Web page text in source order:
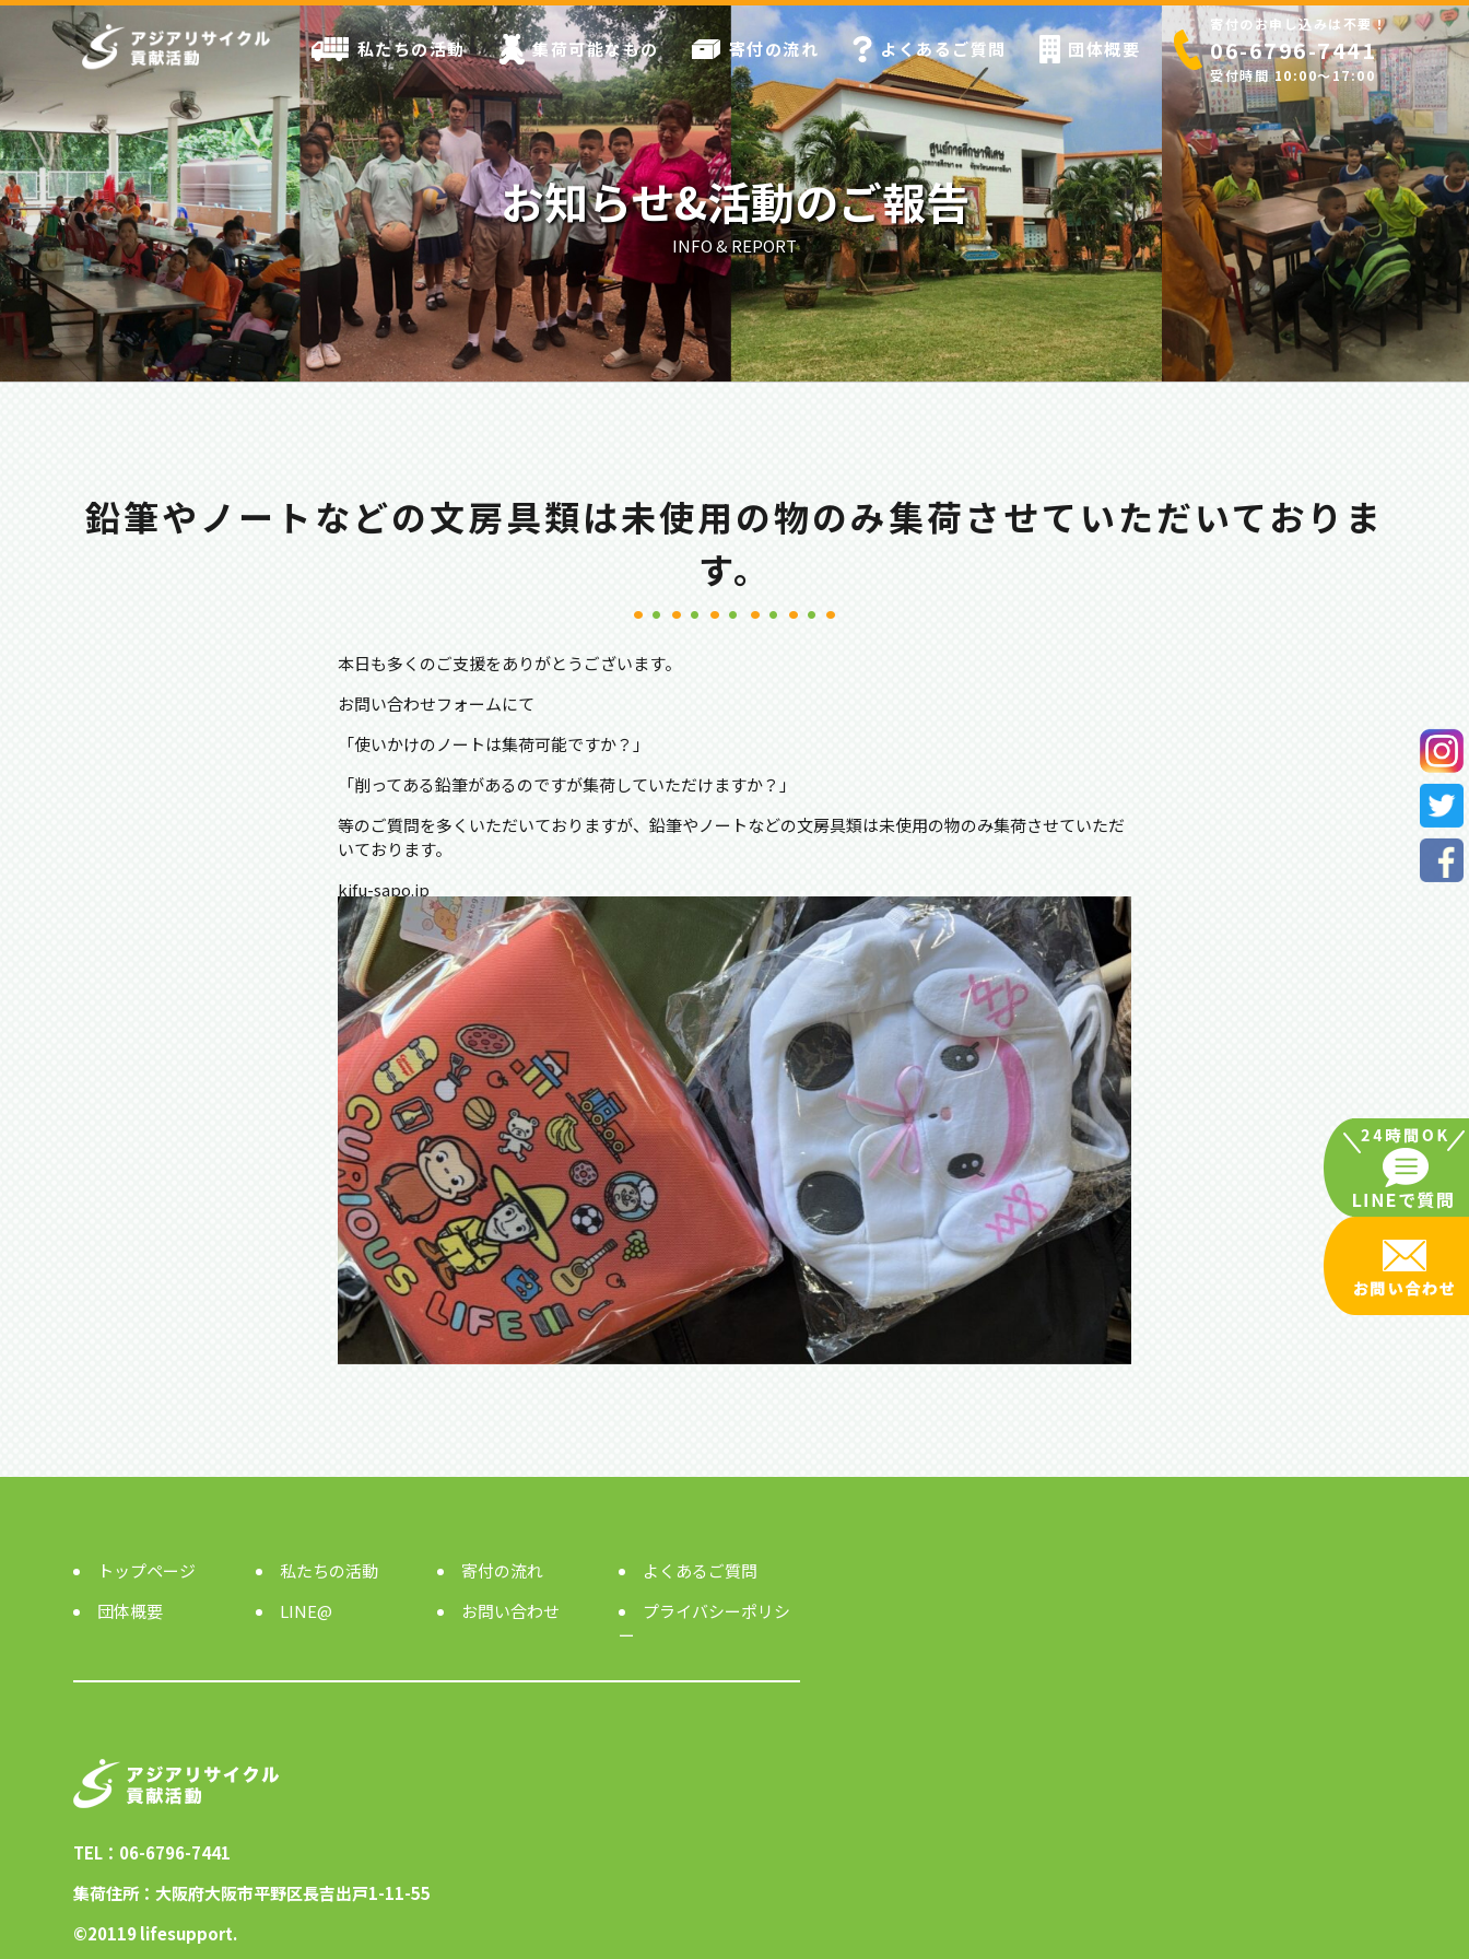
私たちの活動 集荷可能なもの 寄付の流れ よくあるご質問 団体概要
寄付のお申し込みは不要！
06-6796-7441
受付時間 10:00〜17:00
お知らせ&活動のご報告
INFO & REPORT
鉛筆やノートなどの文房具類は未使用の物のみ集荷させていただいておりま
す。
本日も多くのご支援をありがとうございます。
お問い合わせフォームにて
「使いかけのノートは集荷可能ですか？」
「削ってある鉛筆があるのですが集荷していただけますか？」
等のご質問を多くいただいておりますが、鉛筆やノートなどの文房具類は未使用の物のみ集荷させていただ
いております。
kifu-sapo.jp
トップページ 私たちの活動 寄付の流れ
よくあるご質問
団体概要
LINE@ お問い合わせ
プライバシーポリシ
ー
TEL：06-6796-7441
集荷住所：大阪府大阪市平野区長吉出戸1-11-55
©︎20119 lifesupport.